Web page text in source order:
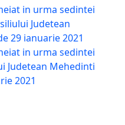
in urma sedintei
Judetean
29 ianuarie 2021
in urma sedintei
Judetean Mehedinti
2021